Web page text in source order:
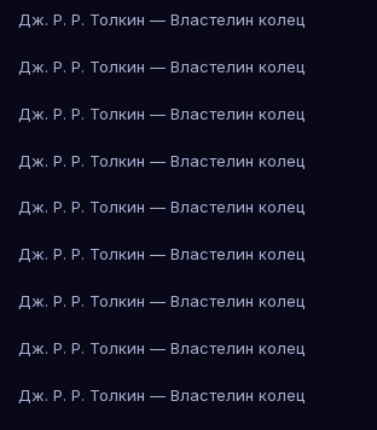
Дж. Р. Р. Толкин — Властелин колец
Дж. Р. Р. Толкин — Властелин колец
Дж. Р. Р. Толкин — Властелин колец
Дж. Р. Р. Толкин — Властелин колец
Дж. Р. Р. Толкин — Властелин колец
Дж. Р. Р. Толкин — Властелин колец
Дж. Р. Р. Толкин — Властелин колец
Дж. Р. Р. Толкин — Властелин колец
Дж. Р. Р. Толкин — Властелин колец